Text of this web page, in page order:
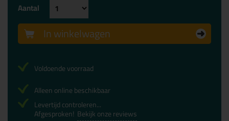
Aantal
In winkelwagen
Voldoende voorraad
Alleen online beschikbaar
Levertijd controleren...
Afgesproken! Bekijk onze reviews